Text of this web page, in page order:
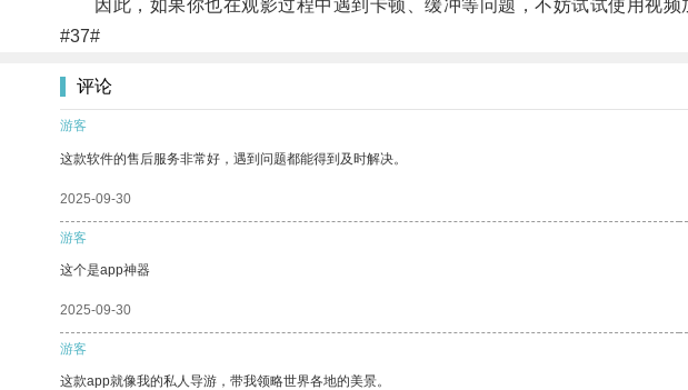
因此，如果你也在观影过程中遇到卡顿、缓冲等问题，不妨试试使用视频
#37#
评论
游客
这款软件的售后服务非常好，遇到问题都能得到及时解决。
2025-09-30
游客
这个是app神器
2025-09-30
游客
这款app就像我的私人导游，带我领略世界各地的美景。